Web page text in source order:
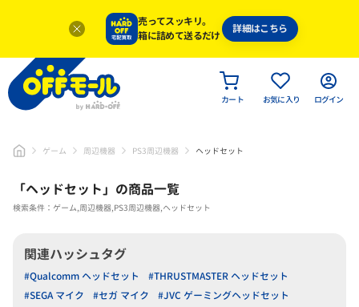
売ってスッキリ。
箱に詰めて送るだけ
詳細はこちら
カート お気に入り ログイン
ゲーム 周辺機器 PS3周辺機器 ヘッドセット
「ヘッドセット」 の商品一覧
検索条件：ゲーム,周辺機器,PS3周辺機器,ヘッドセット
関連ハッシュタグ
#Qualcomm ヘッドセット
#THRUSTMASTER ヘッドセット
#SEGA マイク
#セガ マイク
#JVC ゲーミングヘッドセット